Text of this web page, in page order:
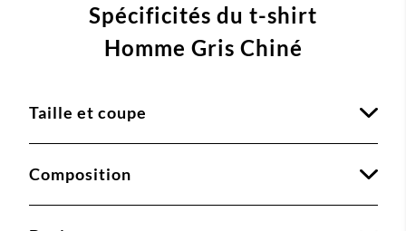
Spécificités du t-shirt
Homme Gris Chiné
Taille et coupe
Composition